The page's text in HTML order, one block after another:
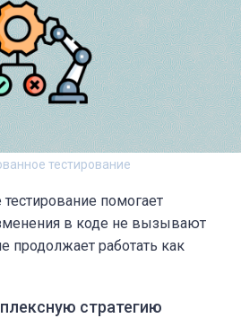
тестирование
помогает
в коде не вызывают
продолжает работать как
стратегию